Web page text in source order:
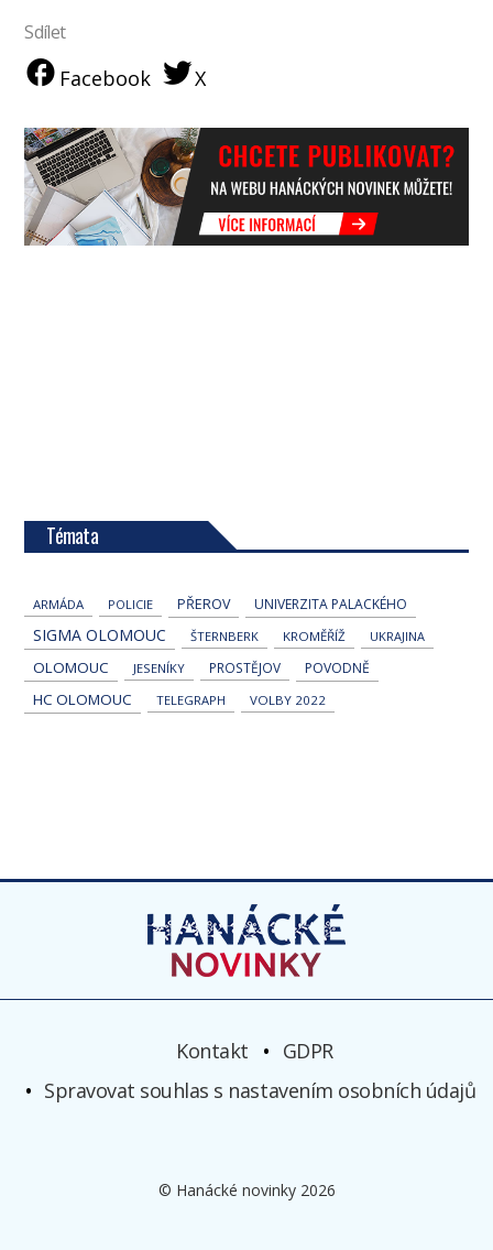
Sdílet
Facebook X
Témata
ARMÁDA POLICIE PŘEROV UNIVERZITA PALACKÉHO
SIGMA OLOMOUC ŠTERNBERK KROMĚŘÍŽ UKRAJINA
OLOMOUC JESENÍKY PROSTĚJOV POVODNĚ
HC OLOMOUC TELEGRAPH VOLBY 2022
Kontakt
GDPR
Spravovat souhlas s nastavením osobních údajů
© Hanácké novinky 2026